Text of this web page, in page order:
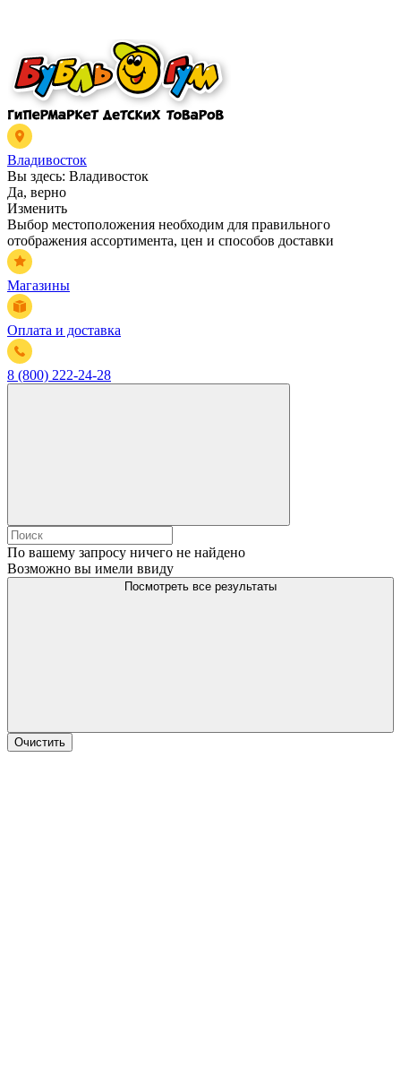
Владивосток
Вы здесь: Владивосток
Да, верно
Изменить
Выбор местоположения необходим для правильного
отображения ассортимента, цен и способов доставки
Магазины
Оплата и доставка
8 (800) 222-24-28
По вашему запросу ничего не найдено
Возможно вы имели ввиду
Посмотреть все результаты
Очистить